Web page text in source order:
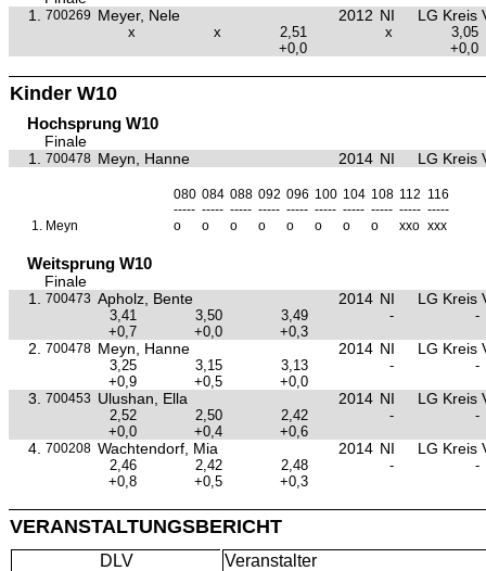
1.
700269 Meyer, Nele 2012 NI LG Kreis
x x 2,51 x
3,05
+0,0
+0,0
Kinder W10
Hochsprung W10
Finale
1.
700478 Meyn, Hanne 2014 NI LG Kreis
080 084 088 092 096 100 104 108 112 116
----- ----- ----- ----- ----- ----- ----- ----- ----- -----
1. Meyn o o o o o o o o xxo xxx
Weitsprung W10
Finale
1.
700473 Apholz, Bente 2014 NI LG Kreis
3,41 3,50 3,49 -
-
+0,7
+0,0 +0,3
2. 700478 Meyn, Hanne 2014 NI LG Kreis
3,25 3,15 3,13 -
-
+0,9
+0,5 +0,0
3. 700453 Ulushan, Ella 2014 NI LG Kreis
2,52 2,50 2,42 -
-
+0,0
+0,4 +0,6
4. 700208 Wachtendorf, Mia 2014 NI LG Kreis
2,46 2,42 2,48 -
-
+0,8
+0,5 +0,3
VERANSTALTUNGSBERICHT
DLV
Veranstalter